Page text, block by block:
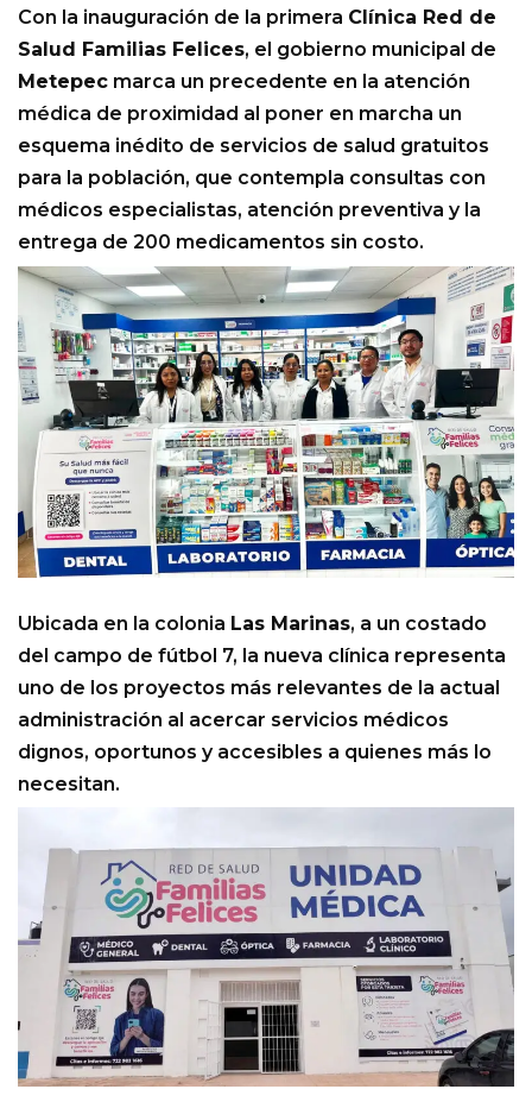
Con la inauguración de la primera Clínica Red de
Salud Familias Felices, el gobierno municipal de
Metepec marca un precedente en la atención
médica de proximidad al poner en marcha un
esquema inédito de servicios de salud gratuitos
para la población, que contempla consultas con
médicos especialistas, atención preventiva y la
entrega de 200 medicamentos sin costo.
Ubicada en la colonia Las Marinas, a un costado
del campo de fútbol 7, la nueva clínica representa
uno de los proyectos más relevantes de la actual
administración al acercar servicios médicos
dignos, oportunos y accesibles a quienes más lo
necesitan.